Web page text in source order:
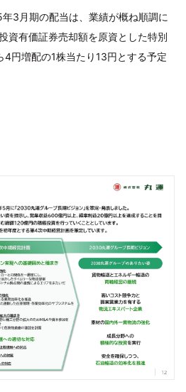
3月期の配当は、業績が概ね順調に
資有価証券売却額を原資とした特別
円増配の1株当たり13円とする予定